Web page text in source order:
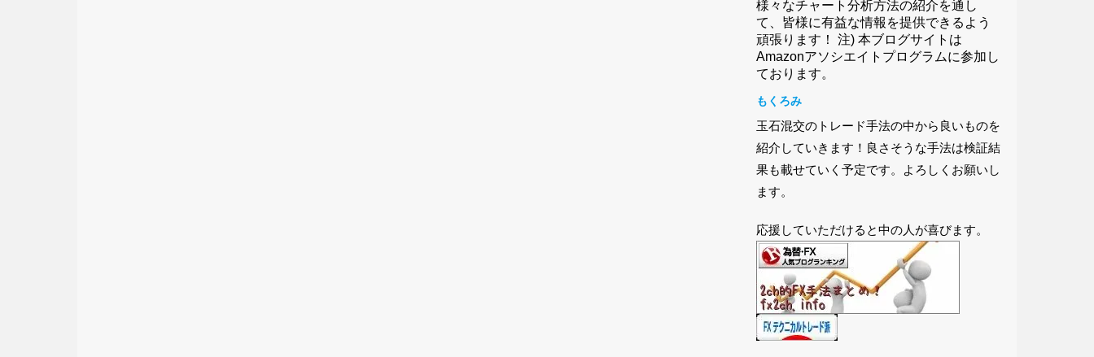
様々なチャート分析方法の紹介を通し
て、皆様に有益な情報を提供できるよう
頑張ります！ 注) 本ブログサイトは
Amazonアソシエイトプログラムに参加し
ております。
もくろみ
玉石混交のトレード手法の中から良いものを
紹介していきます！良さそうな手法は検証結
果も載せていく予定です。よろしくお願いし
ます。
応援していただけると中の人が喜びます。